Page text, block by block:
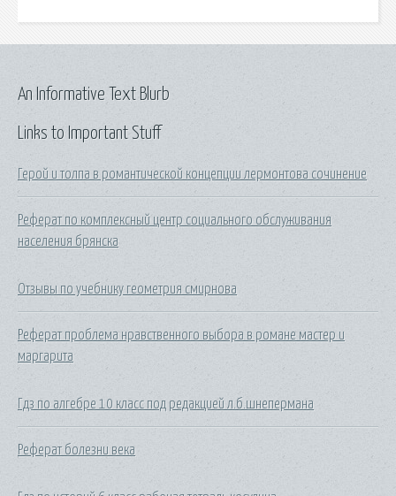
Links to Important Stuff
Герой и толпа в романтической концепции лермонтова сочинение
Реферат по комплексный центр социального обслуживания
населения брянска
Отзывы по учебнику геометрия смирнова
Реферат проблема нравственного выбора в романе мастер и
маргарита
Гдз по алгебре 10 класс под редакцией л.б.шнепермана
Реферат болезни века
An Informative Text Blurb